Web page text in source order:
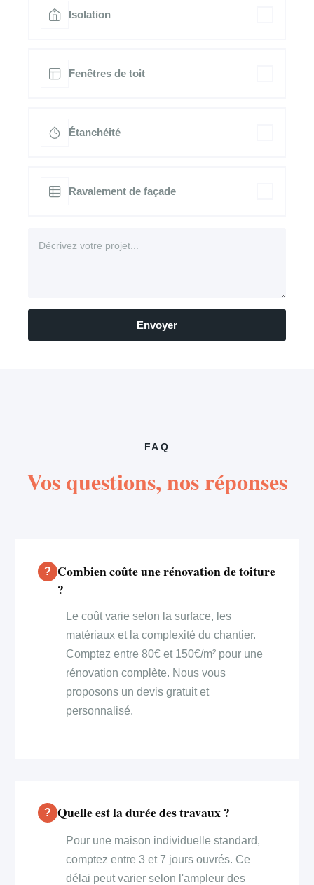
Isolation
Fenêtres de toit
Étanchéité
Ravalement de façade
Envoyer
FAQ
Vos questions, nos réponses
Combien coûte une rénovation de toiture
?
Le coût varie selon la surface, les
matériaux et la complexité du chantier.
Comptez entre 80€ et 150€/m² pour une
rénovation complète. Nous vous
proposons un devis gratuit et
personnalisé.
Quelle est la durée des travaux ?
Pour une maison individuelle standard,
comptez entre 3 et 7 jours ouvrés. Ce
délai peut varier selon l'ampleur des